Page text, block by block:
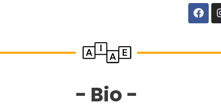
F
a
c
b
o
- Bio -